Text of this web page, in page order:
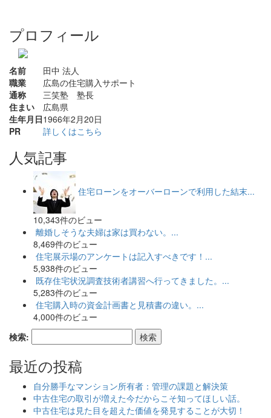
プロフィール
名前
田中 法人
職業
広島の住宅購入サポート
通称
三笑塾 塾長
住まい
広島県
生年月日1966年2月20日
PR
詳しくはこちら
人気記事
住宅ローンをオーバーローンで利用した結末...
10,343件のビュー
離婚しそうな夫婦は家は買わない。...
8,469件のビュー
住宅展示場のアンケートは記入すべきです！...
5,938件のビュー
既存住宅状況調査技術者講習へ行ってきました。...
5,283件のビュー
住宅購入時の資金計画書と見積書の違い。...
4,000件のビュー
検索:
最近の投稿
自分勝手なマンション所有者：管理の課題と解決策
中古住宅の取引が増えた今だからこそ知ってほしい話。
中古住宅は見た目を超えた価値を発見することが大切！